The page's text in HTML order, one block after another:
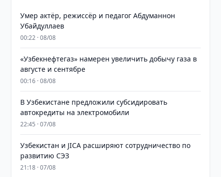
Умер актёр, режиссёр и педагог Абдуманнон
Убайдуллаев
00:22 · 08/08
«Узбекнефтегаз» намерен увеличить добычу газа в
августе и сентябре
00:16 · 08/08
В Узбекистане предложили субсидировать
автокредиты на электромобили
22:45 · 07/08
Узбекистан и JICA расширяют сотрудничество по
развитию СЭЗ
21:18 · 07/08